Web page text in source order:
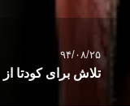
۹۴/۰۸/۲۵